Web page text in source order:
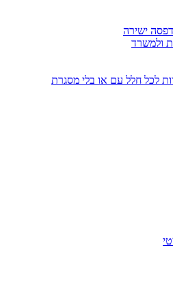
ישירה
ולמשרד
לכל חלל עם או בלי מסגרת